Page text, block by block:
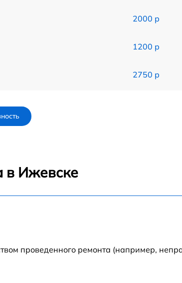
2000 р
1200 р
2750 р
в Ижевске
проведенного ремонта (например,